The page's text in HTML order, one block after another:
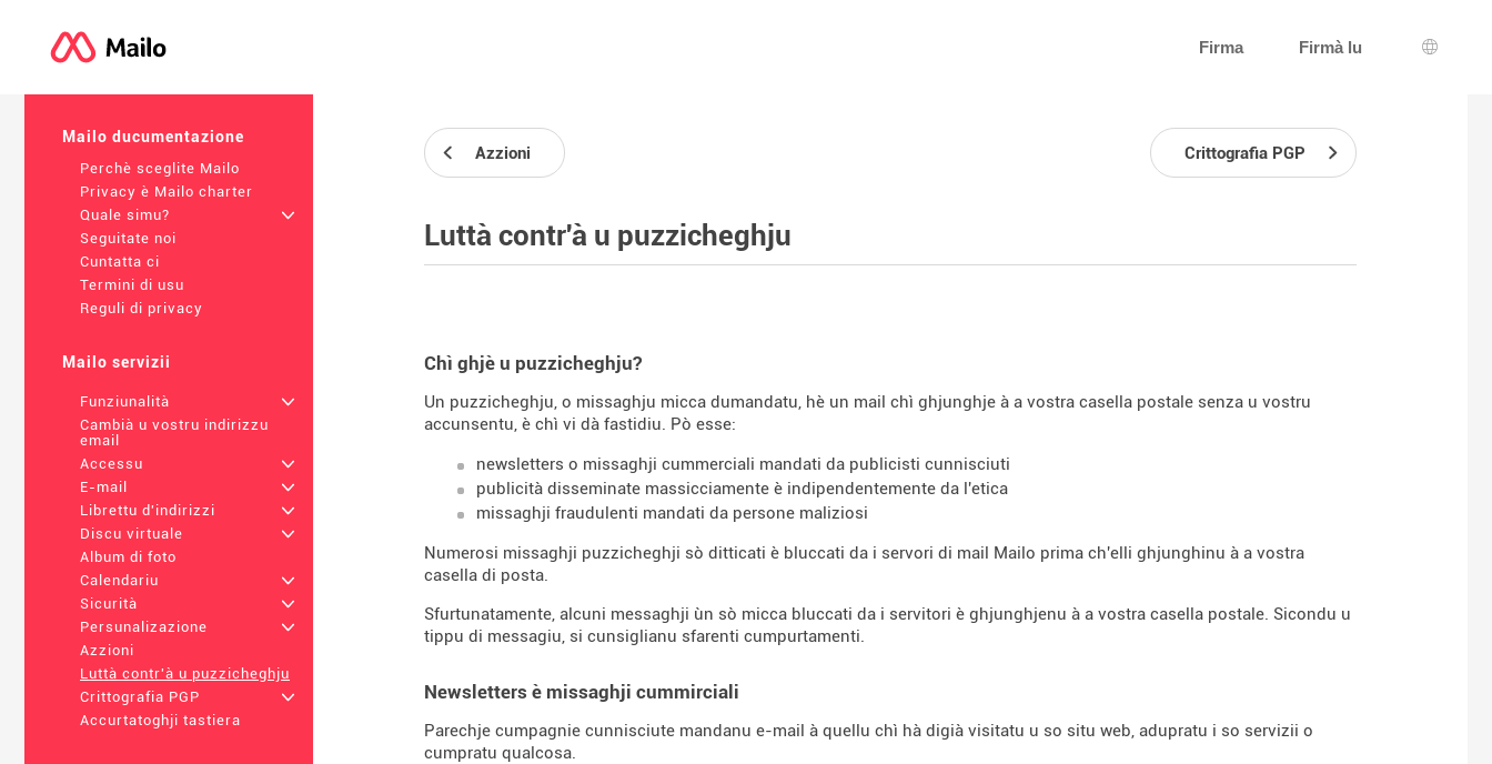
Firma Firmà lu
Mailo ducumentazione
Perchè sceglite Mailo
Privacy è Mailo charter
Quale simu?
+
Seguitate noi
Cuntatta ci
Termini di usu
Reguli di privacy
Mailo servizii
Funziunalità
+
Cambià u vostru indirizzu
email
Accessu
+
E-mail
+
Librettu d'indirizzi
+
Discu virtuale
+
Album di foto
Calendariu
+
Sicurità
+
Persunalizazione
+
Azzioni
Luttà contr'à u puzzicheghju
Crittografia PGP
+
Accurtatoghji tastiera
Azzioni Crittografia PGP
Luttà contr'à u puzzicheghju
Chì ghjè u puzzicheghju?
Un puzzicheghju, o missaghju micca dumandatu, hè un mail chì ghjunghje à a vostra casella postale senza u vostru
accunsentu, è chì vi dà fastidiu. Pò esse:
newsletters o missaghji cummerciali mandati da publicisti cunnisciuti
publicità disseminate massicciamente è indipendentemente da l'etica
missaghji fraudulenti mandati da persone maliziosi
Numerosi missaghji puzzicheghji sò ditticati è bluccati da i servori di mail Mailo prima ch'elli ghjunghinu à a vostra
casella di posta.
Sfurtunatamente, alcuni messaghji ùn sò micca bluccati da i servitori è ghjunghjenu à a vostra casella postale. Sicondu u
tippu di messagiu, si cunsiglianu sfarenti cumpurtamenti.
Newsletters è missaghji cummirciali
Parechje cumpagnie cunnisciute mandanu e-mail à quellu chì hà digià visitatu u so situ web, adupratu i so servizii o
cumpratu qualcosa.